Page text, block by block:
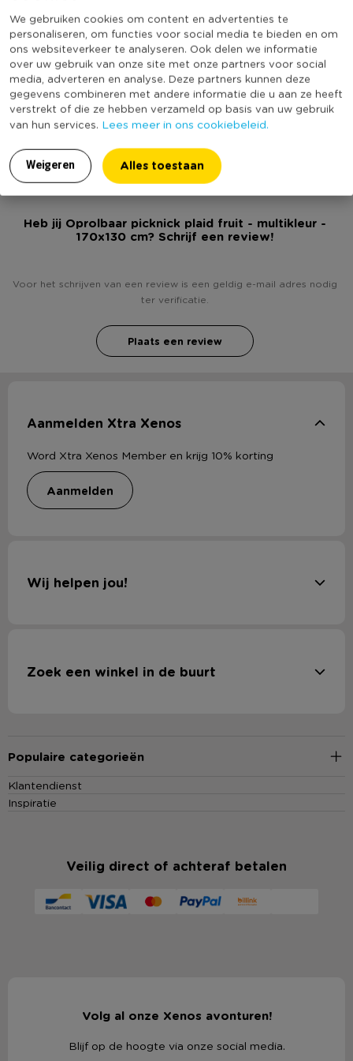
We gebruiken cookies om content en advertenties te
personaliseren, om functies voor social media te bieden en om
ons websiteverkeer te analyseren. Ook delen we informatie
over uw gebruik van onze site met onze partners voor social
media, adverteren en analyse. Deze partners kunnen deze
gegevens combineren met andere informatie die u aan ze heeft
verstrekt of die ze hebben verzameld op basis van uw gebruik
van hun services. Lees meer in ons cookiebeleid.
Weigeren Alles toestaan
kan nemen!
Contactgegevens
Xenos B.V, Schutweg 8, 5145NP Waalwijk, Nederland
www.xenos.nl/klantenservice
Materiaal
Polyester
Productbreedte (cm)
170
Kleur
Multikleur
Productdiepte (cm)
130
(Nog) geen score
bekend
Heb jij Oprolbaar picknick plaid fruit - multikleur -
170x130 cm? Schrijf een review!
Voor het schrijven van een review is een geldig e-mail adres nodig
ter verificatie.
Plaats een review
Aanmelden Xtra Xenos
Word Xtra Xenos Member en krijg 10% korting
aanmelden
Wij helpen jou!
Zoek een winkel in de buurt
Populaire categorieën
Klantendienst
Inspiratie
Veilig direct of achteraf betalen
Volg al onze Xenos avonturen!
Blijf op de hoogte via onze social media.